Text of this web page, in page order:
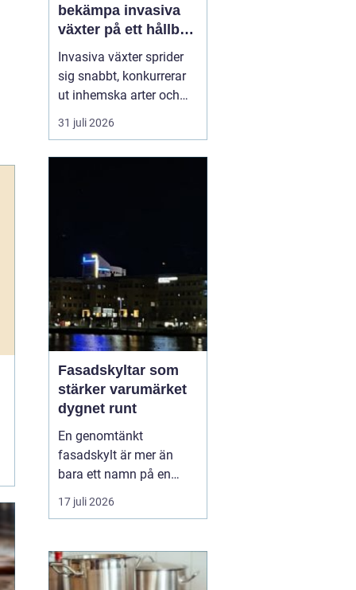
bekämpa invasiva
växter på ett hållbart
sätt
Invasiva växter sprider
sig snabbt, konkurrerar
ut inhemska arter och
kan på sikt förändra hela
ekosystem. De orsakar
man ska agera, utan
hu...
31 juli 2026
Fasadskyltar som
stärker varumärket
dygnet runt
En genomtänkt
fasadskylt är mer än
bara ett namn på en
vägg. Den fungerar som
företagets ansikte utåt,
signalerar kvalitet innan
någon ens har klivit
17 juli 2026